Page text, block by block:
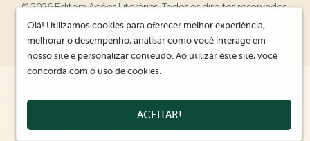
© 2026 Editora Ações Literárias. Todos os direitos reservados.
Olá! Utilizamos cookies para oferecer melhor experiência,
melhorar o desempenho, analisar como você interage em
nosso site e personalizar conteúdo. Ao utilizar este site, você
concorda com o uso de cookies.
ACEITAR!